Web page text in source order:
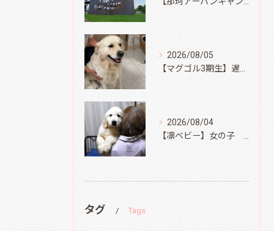
2026/08/05
2026/08/04
タグ Tags